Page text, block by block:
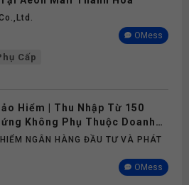
OMess
Cấp
Hiểm | Thu Nhập Từ 150
Không Phụ Thuộc Doanh
NGÂN HÀNG ĐẦU TƯ VÀ PHÁT
OMess